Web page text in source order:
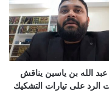
الله بن ياسين يناقش
الرد على تيارات التشكيك